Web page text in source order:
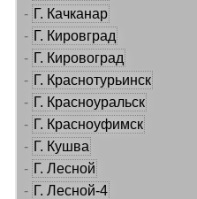
- Г. Качканар
- Г. Кировград
- Г. Кировоград
- Г. Краснотурьинск
- Г. Красноуральск
- Г. Красноуфимск
- Г. Кушва
- Г. Лесной
- Г. Лесной-4